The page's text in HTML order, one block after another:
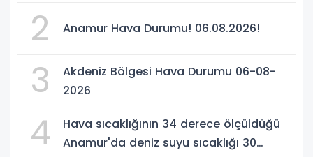
2 Anamur Hava Durumu! 06.08.2026!
3
Akdeniz Bölgesi Hava Durumu 06-08-
2026
4
Hava sıcaklığının 34 derece ölçüldüğü
Anamur'da deniz suyu sıcaklığı 30